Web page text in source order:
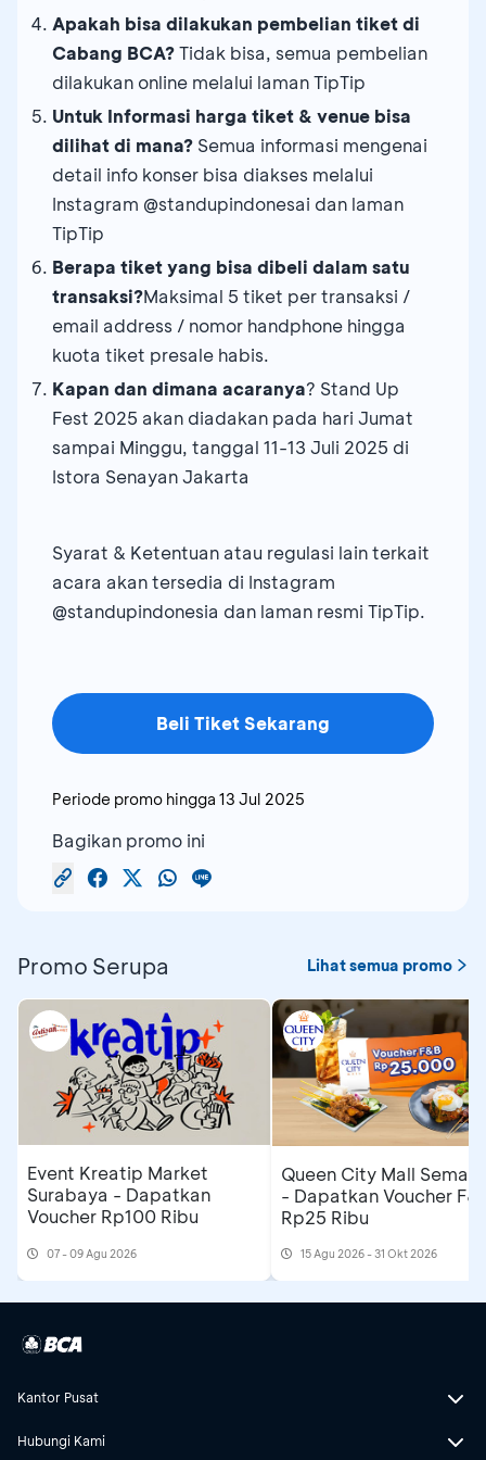
lanjutkan
Cek berkala untuk melihat status
pembayaran pada laman TipTip
Kartu Kredit BCA untuk menerima kode OTP
*) Pastikan memiliki Pulsa Reguler pada
nomor Handphone yang terhubung pada
Kartu Kredit BCA untuk menerima kode OTP
Apakah bisa dilakukan pembelian tiket di
Cabang BCA?Tidak bisa, semua pembelian
dilakukan online melalui laman TipTip
Untuk Informasi harga tiket & venue bisa
dilihat di mana? Semua informasi mengenai
detail info konser bisa diakses melalui
Instagram @standupindonesai dan laman
TipTip
Berapa tiket yang bisa dibeli dalam satu
transaksi?Maksimal 5 tiket per transaksi /
email address / nomor handphone hingga
kuota tiket presale habis.
Kapan dan dimana acaranya? Stand Up
Fest 2025 akan diadakan pada hari Jumat
sampai Minggu, tanggal 11-13 Juli 2025 di
Istora Senayan Jakarta
Syarat & Ketentuan atau regulasi lain terkait
acara akan tersedia di Instagram
@standupindonesia dan laman resmi TipTip.
Beli Tiket Sekarang
Periode promo hingga 13 Jul 2025
Bagikan promo ini
Promo Serupa Lihat semua promo
Event Kreatip Market
Surabaya - Dapatkan
Voucher Rp100 Ribu
07 - 09 Agu 2026
Queen City Mall
- Dapatkan Voucher
Rp25 Ribu
15 Agu 2026 - 31 Okt 2026
Kantor Pusat
Hubungi Kami